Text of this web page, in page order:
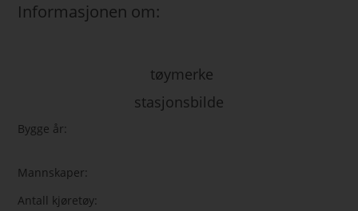
Informasjonen om:
tøymerke
stasjonsbilde
Bygge år:
Mannskaper:
Antall kjøretøy: